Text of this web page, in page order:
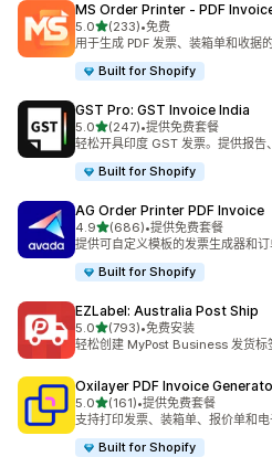
MS Order Printer ‑ PDF
5.0星（满分 5 星）
(233)
总共 233 条评论
•免费
用于生成 PDF 发票、装箱单和收据
Built for Shopify
GST Pro: GST Invoice India
5.0星（满分 5 星）
(247)
总共 247 条评论
•提供免费套餐
轻松开具印度 GST 发票。提供报告
Built for Shopify
AG Order Printer PDF Invoice
4.9星（满分 5 星）
(686)
总共 686 条评论
•提供免费套餐
提供可自定义模板的发票生成器和
Built for Shopify
EZLabel: Australia Post Ship
5.0星（满分 5 星）
(793)
总共 793 条评论
•免费安装
轻松创建 MyPost Business 发货标
Oxilayer PDF Invoice
5.0星（满分 5 星）
(161)
总共 161 条评论
•提供免费套餐
支持打印发票、装箱单、报价单和
Built for Shopify